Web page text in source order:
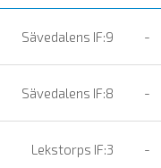
Sävedalens IF:9 -
Sävedalens IF:8 -
Lekstorps IF:3 -